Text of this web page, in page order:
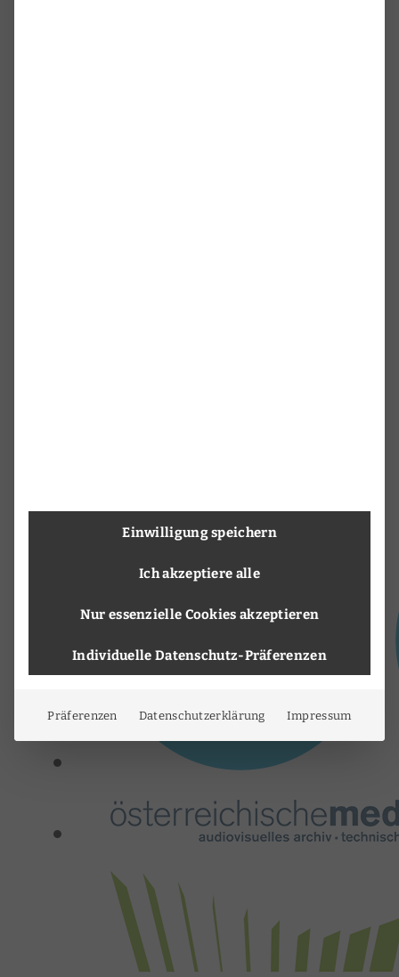
Einwilligung speichern
Ich akzeptiere alle
Nur essenzielle Cookies akzeptieren
Individuelle Datenschutz-Präferenzen
Präferenzen Datenschutzerklärung Impressum